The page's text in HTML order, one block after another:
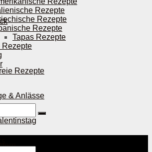
Rezepte
Rezepte
& Anlässe
Rezepte
Rezepte
Rezepte
Tapas Rezepte